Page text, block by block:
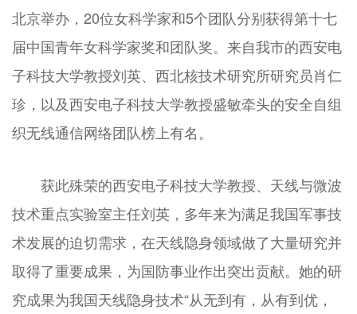
北京举办，20位女科学家和5个团队分别获得第十七
届中国青年女科学家奖和团队奖。来自我市的西安电
子科技大学教授刘英、西北核技术研究所研究员肖仁
珍，以及西安电子科技大学教授盛敏牵头的安全自组
织无线通信网络团队榜上有名。
获此殊荣的西安电子科技大学教授、天线与微波
技术重点实验室主任刘英，多年来为满足我国军事技
术发展的迫切需求，在天线隐身领域做了大量研究并
取得了重要成果，为国防事业作出突出贡献。她的研
究成果为我国天线隐身技术“从无到有，从有到优，